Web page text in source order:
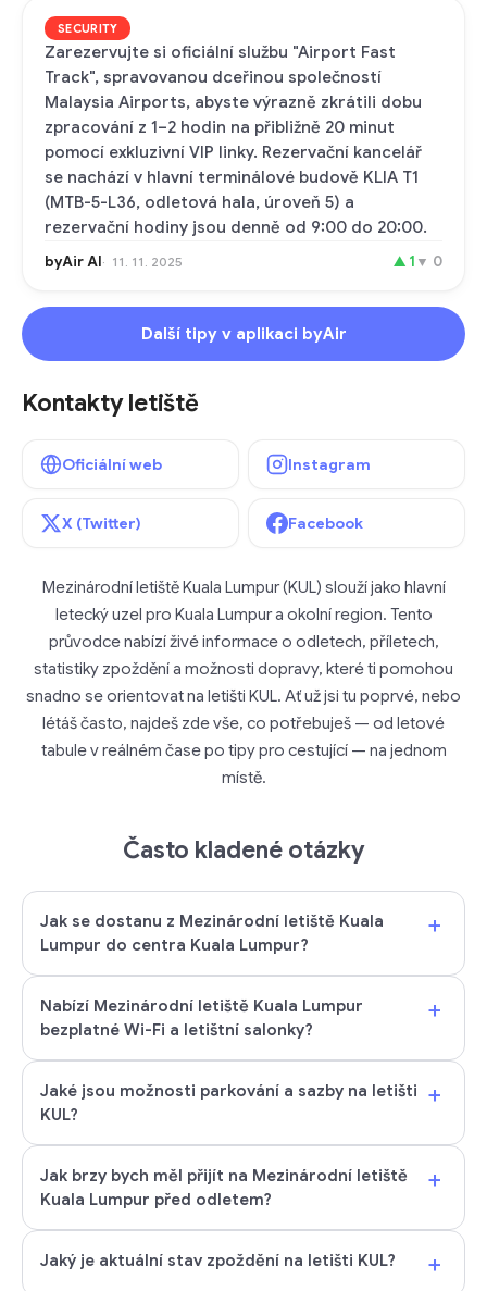
SECURITY
Zarezervujte si oficiální službu "Airport Fast
Track", spravovanou dceřinou společností
Malaysia Airports, abyste výrazně zkrátili dobu
zpracování z 1–2 hodin na přibližně 20 minut
pomocí exkluzivní VIP linky. Rezervační kancelář
se nachází v hlavní terminálové budově KLIA T1
(MTB-5-L36, odletová hala, úroveň 5) a
rezervační hodiny jsou denně od 9:00 do 20:00.
byAir AI 11. 11. 2025 ▲ 1 ▼ 0
Další tipy v aplikaci byAir
Kontakty letiště
Oficiální web Instagram
X (Twitter) Facebook
Mezinárodní letiště Kuala Lumpur (KUL) slouží jako hlavní
letecký uzel pro Kuala Lumpur a okolní region. Tento
průvodce nabízí živé informace o odletech, příletech,
statistiky zpoždění a možnosti dopravy, které ti pomohou
snadno se orientovat na letišti KUL. Ať už jsi tu poprvé, nebo
létáš často, najdeš zde vše, co potřebuješ — od letové
tabule v reálném čase po tipy pro cestující — na jednom
místě.
Často kladené otázky
Jak se dostanu z Mezinárodní letiště Kuala
Lumpur do centra Kuala Lumpur?
+
Nabízí Mezinárodní letiště Kuala Lumpur
bezplatné Wi-Fi a letištní salonky?
+
Jaké jsou možnosti parkování a sazby na letišti
KUL?
+
Jak brzy bych měl přijít na Mezinárodní letiště
Kuala Lumpur před odletem?
+
Jaký je aktuální stav zpoždění na letišti KUL? +